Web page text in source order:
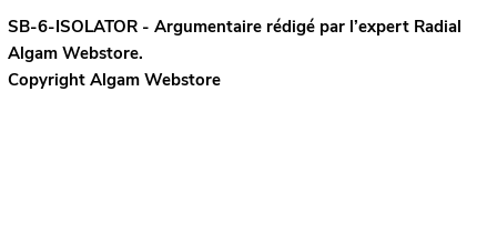
SB-6-ISOLATOR - Argumentaire rédigé par l’expert Radial
Algam Webstore.
Copyright Algam Webstore